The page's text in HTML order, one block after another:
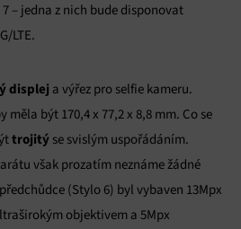
– jedna z nich bude disponovat
LTE.
displej a výřez pro selfie kameru.
být 170,4 x 77,2 x 8,8 mm. Co se
trojitý se svislým uspořádáním.
však prozatím neznáme žádné
(Stylo 6) byl vybaven 13Mpx
objektivem a 5Mpx